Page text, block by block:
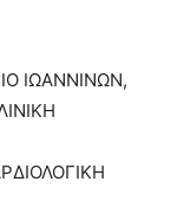
ΙΩΑΝΝΙΝΩΝ,